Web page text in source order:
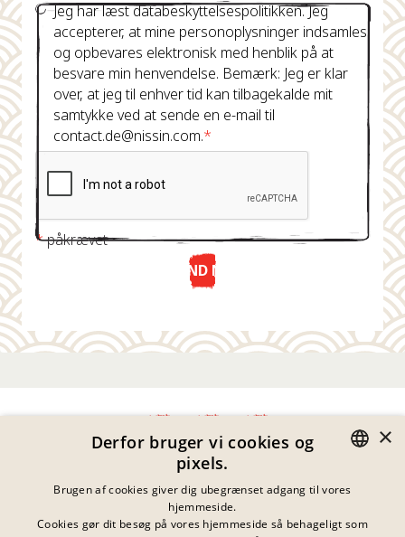
Jeg har læst databeskyttelsespolitikken. Jeg
accepterer, at mine personoplysninger indsamles
og opbevares elektronisk med henblik på at
besvare min henvendelse. Bemærk: Jeg er klar
over, at jeg til enhver tid kan tilbagekalde mit
samtykke ved at sende en e-mail til
contact.de@nissin.com.*
*påkrævet
SEND NU
Fortrolighedserklæring
Impressum
Juridiske Meddelelser
GERMAN
×
Derfor bruger vi cookies og
pixels.
Brugen af cookies giver dig ubegrænset adgang til vores
hjemmeside.
Cookies gør dit besøg på vores hjemmeside så behageligt som